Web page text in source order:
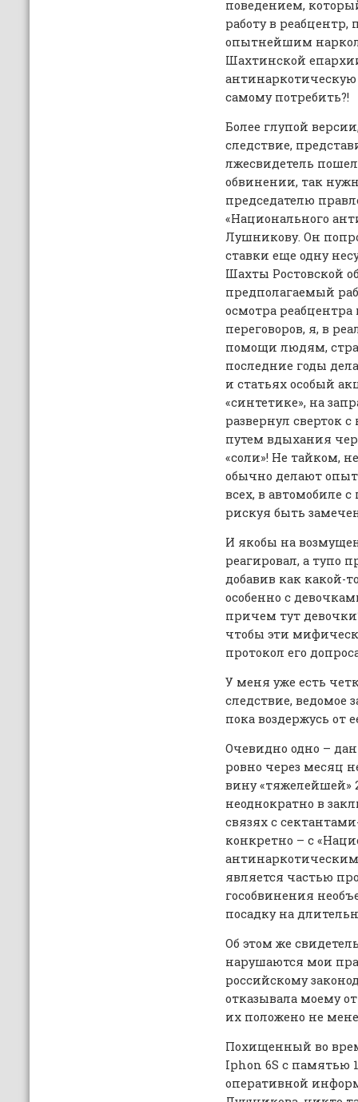
поведением,
работу в реабцентр,
опытнейшим
Шахтинской
антинаркотическую
самому потребить?!
Более глупой
следствие,
лжесвидетель
обвинении, так
председателю
«Национального
Лушникову. Он
ставки еще одну
Шахты Ростовской
предполагаемый
осмотра
переговоров, я, в
помощи людям,
последние годы
и статьях особый
«синтетике», на
развернул сверток
путем вдыхания
«соли»! Не тайком,
обычно делают
всех, в автомобиле
рискуя быть
И якобы на
реагировал, а тупо
добавив как какой-
особенно с
причем тут
чтобы эти
протокол его
У меня уже есть
следствие, ведомое
пока воздержусь от
Очевидно одно –
ровно через месяц
вину «тяжелейшей»
неоднократно в
связях с
конкретно – с
является частью
гособвинения
посадку на
Об этом же
нарушаются мои
российскому
отказывала моему
их положено не
Похищенный во
Iphon 6S с памятью
оперативной